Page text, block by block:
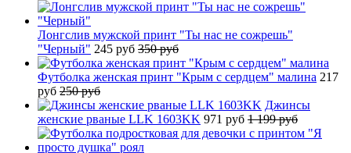
Лонгслив мужской принт "Ты нас не сожрешь"
"Черный" 245 руб 350 руб
Футболка женская принт "Крым с сердцем" малина 217
руб 250 руб
Джинсы
женские рваные LLK 1603KK 971 руб 1 199 руб